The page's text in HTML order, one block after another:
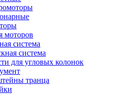
моторов
система
система
для угловых колонок
транца